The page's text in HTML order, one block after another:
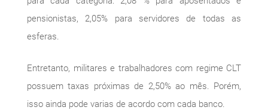
pensionistas, 2,05% para servidores de todas as
esferas.
Entretanto, militares e trabalhadores com regime CLT
possuem taxas próximas de 2,50% ao mês. Porém,
isso ainda pode varias de acordo com cada banco.